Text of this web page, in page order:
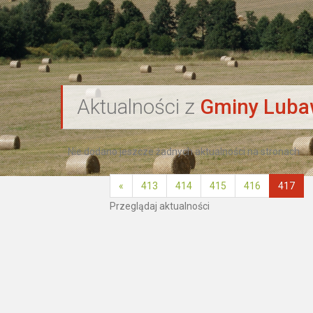
Aktualności z Gminy
Nie dodano jeszcze żadnych aktualności na stronach
« 413 414 415 416
417
Przeglądaj aktualności